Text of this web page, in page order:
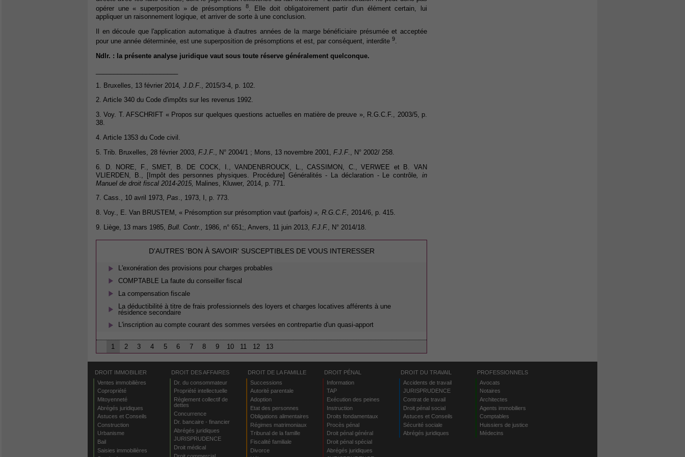
opérer une « superposition » de présomptions
8. Elle doit obligatoirement partir d'un élément certain, lui
appliquer un raisonnement logique, et arriver de sorte à une conclusion.
Il en découle que l'application automatique à d'autres années de la marge bénéficiaire présumée et acceptée
pour une année déterminée, est une superposition de présomptions et est, par conséquent, interdite 9.
Ndlr. : la présente analyse juridique vaut sous toute réserve généralement quelconque.
1. Bruxelles, 13 février 2014 , J.D.F., 2015/3-4, p. 102.
2. Article 340 du Code d'impôts sur les revenus 1992.
3. Voy. T. AFSCHRIFT « Propos sur quelques questions actuelles en matière de preuve », R.G.C.F., 2003/5, p.
38.
4. Article 1353 du Code civil.
5. Trib. Bruxelles, 28 février 2003, F.J.F., N° 2004/1 ; Mons, 13 novembre 2001, F.J.F., N° 2002/ 258.
6. D. NORE, F., SMET, B. DE COCK, I., VANDENBROUCK, L., CASSIMON, C., VERWEE et B. VAN
VLIERDEN, B., [Impôt des personnes physiques. Procédure] Généralités - La déclaration - Le contrôle , in
Manuel de droit fiscal 2014-2015, Malines, Kluwer 2014, p. 771.
7. Cass., 10 avril 1973, Pas., 1973, I, p. 773.
8. Voy., E. Van BRUSTEM, « Présomption sur présomption vaut (parfois) », R.G.C.F., 2014/6, p. 415.
9. Liège, 13 mars 1985, Bull. Contr., 1986, n° 651;, Anvers, 11 juin 2013, F.J.F. , N° 2014/18.
D'AUTRES 'BON À SAVOIR' SUSCEPTIBLES DE VOUS INTERESSER
L'exonération des provisions pour charges probables
COMPTABLE La faute du conseiller fiscal
La compensation fiscale
La déductibilité à titre de frais professionnels des loyers et charges locatives afférents à une
résidence secondaire
L'inscription au compte courant des sommes versées en contrepartie d'un quasi-apport
1 2 3 4 5 6 7 8 9 10 11 12 13
DROIT IMMOBILIER
Ventes immobilières
Copropriété
Mitoyenneté
Abrégés juridiques
Astuces et Conseils
Construction
Urbanisme
Bail
Saisies immobilières
DROIT DES AFFAIRES
Dr. du consommateur
Propriété intellectuelle
Règlement collectif de
dettes
Concurrence
Dr. bancaire - financier
Abrégés juridiques
JURISPRUDENCE
Droit médical
DROIT DE LA FAMILLE
Successions
Autorité parentale
Adoption
Etat des personnes
Obligations alimentaires
Régimes matrimoniaux
Tribunal de la famille
Fiscalité familiale
Divorce
DROIT PÉNAL
Information
TAP
Exécution des peines
Instruction
Droits fondamentaux
Procès pénal
Droit pénal général
Droit pénal spécial
Abrégés juridiques
DROIT DU TRAVAIL
Accidents de travail
JURISPRUDENCE
Contrat de travail
Droit pénal social
Astuces et Conseils
Sécurité sociale
Abrégés juridiques
PROFESSIONNELS
Avocats
Notaires
Architectes
Agents immobiliers
Comptables
Huissiers de justice
Médecins